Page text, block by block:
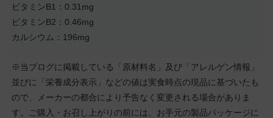
ビタミンB1：0.31mg
ビタミンB2：0.46mg
カルシウム：196mg
※当ブログに掲載している「原材料名」及び「アレルゲン情報」
並びに「栄養成分表示」などの値は実食時点の現品に基づいたも
ので、メーカーの都合により予告なく変更される場合がありま
す。ご購入・お召し上がりの前には、お手元の製品パッケージに